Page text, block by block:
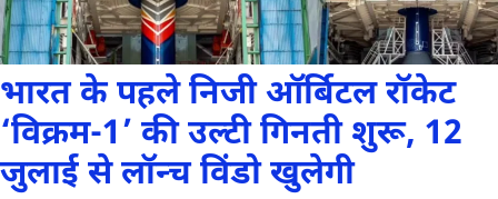
भारत के पहले निजी ऑर्बिटल रॉकेट
‘विक्रम-1’ की उल्टी गिनती शुरू, 12
जुलाई से लॉन्च विंडो खुलेगी